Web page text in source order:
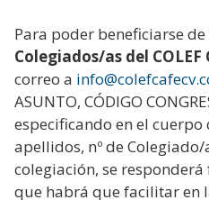
Para poder beneficiarse
Colegiados/as del COLEF
correo a
ASUNTO, CÓDIGO
especificando en el
apellidos, nº de
colegiación, se
que habrá que facilitar en